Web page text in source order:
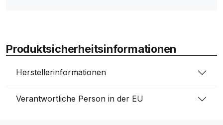
Produktsicherheitsinformationen
Herstellerinformationen
Verantwortliche Person in der EU